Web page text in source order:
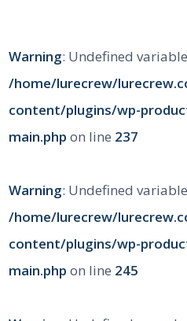
Warning: Undefined
/home/lurecrew/
content/plugins/wp-
main.php on line 237
Warning: Undefined
/home/lurecrew/
content/plugins/wp-
main.php on line 245